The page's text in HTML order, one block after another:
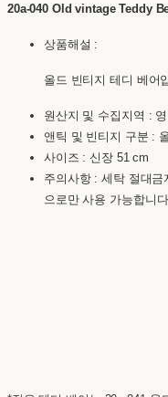
20a-040 Old vintage Teddy
상품해설 :
올드 빈티지 테디 베어
원산지 및 수집지역 :
앤틱 및 빈티지 구분 :
사이즈 : 신장 51 cm
주의사항 : 세탁 절대
으로만 사용 가능합니다.